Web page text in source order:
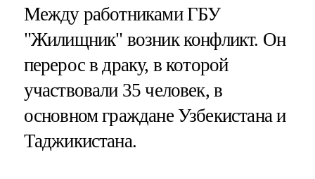
Между работниками ГБУ
"Жилищник" возник конфликт. Он
перерос в драку, в которой
участвовали 35 человек, в
основном граждане Узбекистана и
Таджикистана.